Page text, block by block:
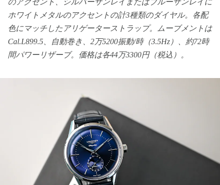
ホワイトメタルのアクセントの計3種類のダイヤル。各配
色にマッチしたアリゲーターストラップ。ムーブメントは
Cal.L899.5、自動巻き、2万5200振動/時（3.5Hz）、約72時
間パワーリザーブ。価格は各44万3300円（税込）。